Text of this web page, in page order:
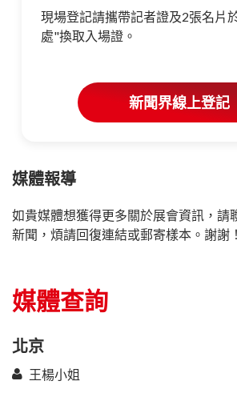
現場登記請攜帶記者證及2張名片
處"換取入場證。
新聞界線上登記
媒體報導
如貴媒體想獲得更多關於展會資訊，請
新聞，煩請回復連結或郵寄樣本。謝謝！
媒體查詢
北京
王楊小姐